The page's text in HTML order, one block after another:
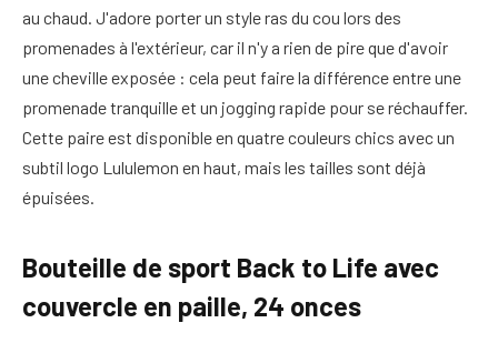
au chaud. J'adore porter un style ras du cou lors des
promenades à l'extérieur, car il n'y a rien de pire que d'avoir
une cheville exposée : cela peut faire la différence entre une
promenade tranquille et un jogging rapide pour se réchauffer.
Cette paire est disponible en quatre couleurs chics avec un
subtil logo Lululemon en haut, mais les tailles sont déjà
épuisées.
Bouteille de sport Back to Life avec
couvercle en paille, 24 onces